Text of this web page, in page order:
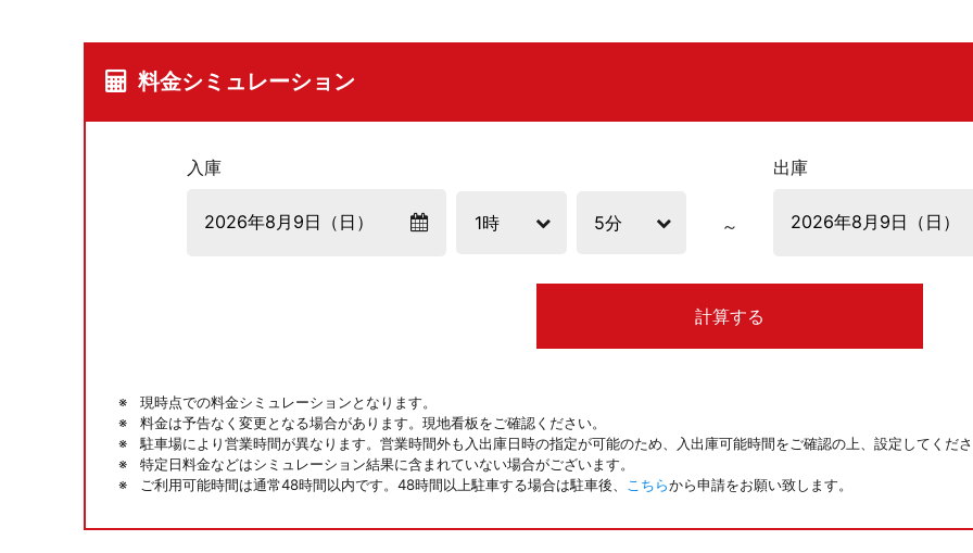
料金シミュレーション
入庫 出庫
計算する
現時点での料金シミュレーションとなります。
料金は予告なく変更となる場合があります。現地看板をご確認ください。
駐車場により営業時間が異なります。営業時間外も入出庫日時の指定が可能のため、入出庫可能時間をご確認の上、設定してくだ
特定日料金などはシミュレーション結果に含まれていない場合がございます。
ご利用可能時間は通常48時間以内です。48時間以上駐車する場合は駐車後、
こちらから申請をお願い致します。